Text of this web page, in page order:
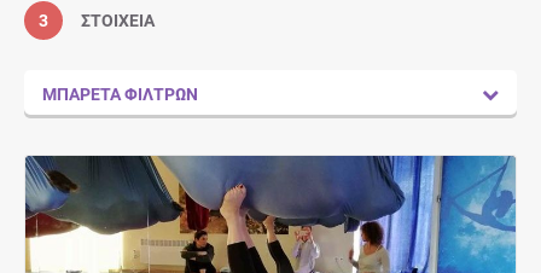
3 ΣΤΟΙΧΕΊΑ
ΜΠΑΡΈΤΑ ΦΊΛΤΡΩΝ